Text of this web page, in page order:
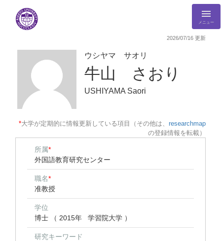
メニュー
2026/07/16 更新
ウシヤマ サオリ
牛山 さおり
USHIYAMA Saori
*大学が定期的に情報更新している項目（その他は、 researchmap
の登録情報を転載）
所属*
外国語教育研究センター
職名*
准教授
学位
博士 （ 2015年 学習院大学 ）
研究キーワード